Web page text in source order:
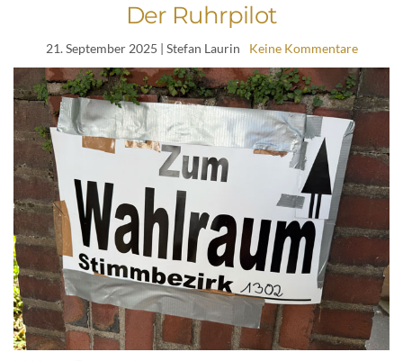
Der Ruhrpilot
21. September 2025 | Stefan Laurin Keine Kommentare